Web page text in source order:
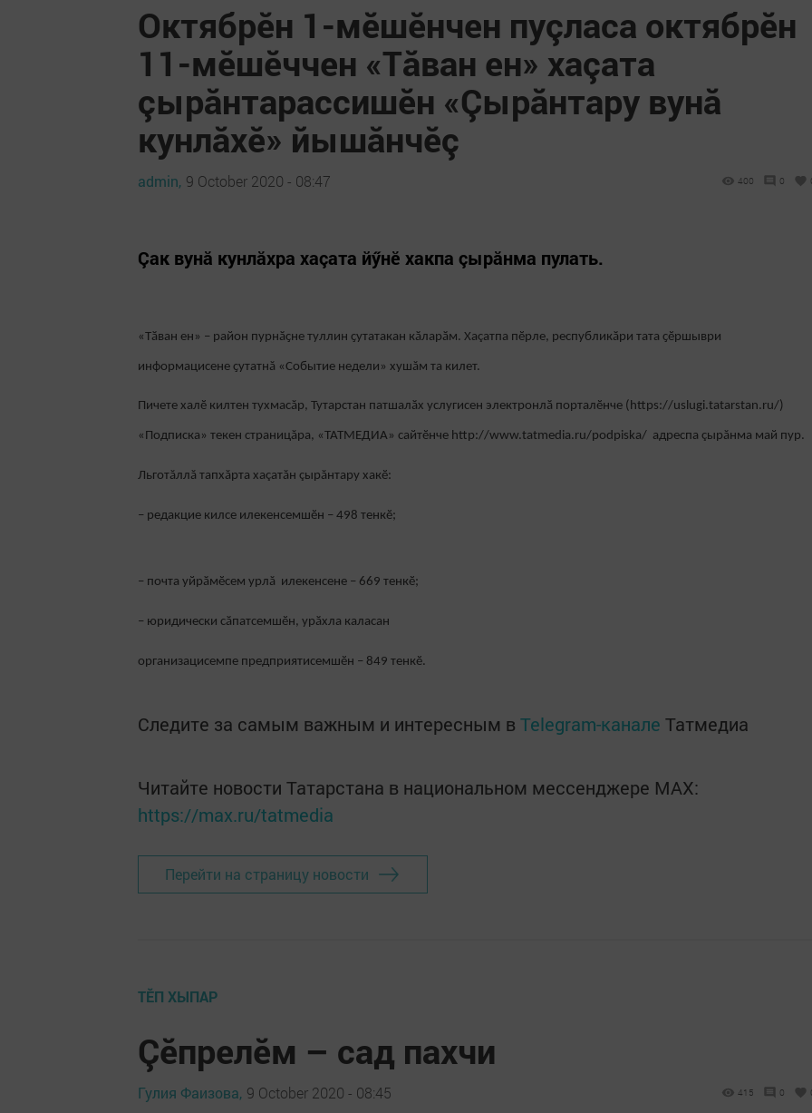
Октябрӗн 1-мӗшӗнчен пуçласа октябрӗн
11-мӗшӗччен «Тăван ен» хаçата
çырăнтарассишӗн «Çырăнтару вунă
кунлăхӗ» йышăнчӗç
admin, 9 October 2020 - 08:47 400 0
Çак вунă кунлăхра хаçата йӳнӗ хакпа çырăнма пулать.
«Тӑван ен» – район пурнӑҫне туллин ҫутатакан кӑларӑм. Хаçатпа пӗрле, республикӑри тата ҫӗршыври
информацисене ҫутатнă «Событие недели» хушăм та килет.
Пичете халӗ килтен тухмасăр, Тутарстан патшалӑх услугисен электронлӑ порталӗнче (https://uslugi.tatarstan.ru/)
«Подписка» текен страницăра, «ТАТМЕДИА» сайтӗнче http://www.tatmedia.ru/podpiska/ адреспа çырăнма май пур.
Льготăллă тапхăрта хаçатăн çырăнтару хакӗ:
– редакцие килсе илекенсемшӗн – 498 тенкӗ;
– почта уйрӑмӗсем урлă илекенсене – 669 тенкӗ;
– юридически сӑпатсемшӗн, урӑхла каласан
организацисемпе предприятисемшӗн – 849 тенкӗ.
Следите за самым важным и интересным в Telegram-канале Татмедиа
Читайте новости Татарстана в национальном мессенджере MАХ:
https://max.ru/tatmedia
Перейти на страницу новости
ТӖП ХЫПАР
Çӗпрелӗм – сад пахчи
Гулия Фаизова, 9 October 2020 - 08:45 415 0